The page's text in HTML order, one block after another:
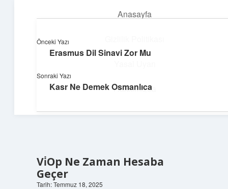
Anasayfa
Hakkımızda
Vi̇Op Ne Zaman Hesaba
Geçer
Tarih: Temmuz 18, 2025
Önceki Yazı
Erasmus Dil Sinavi Zor Mu
Sonraki Yazı
Kasr Ne Demek Osmanlıca